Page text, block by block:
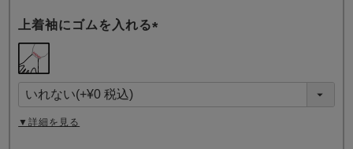
上着袖にゴムを入れる
須
)
▼詳細を見る